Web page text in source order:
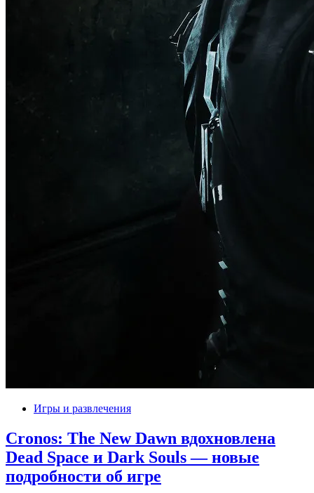
Игры и развлечения
Cronos: The New Dawn вдохновлена
Dead Space и Dark Souls — новые
подробности об игре